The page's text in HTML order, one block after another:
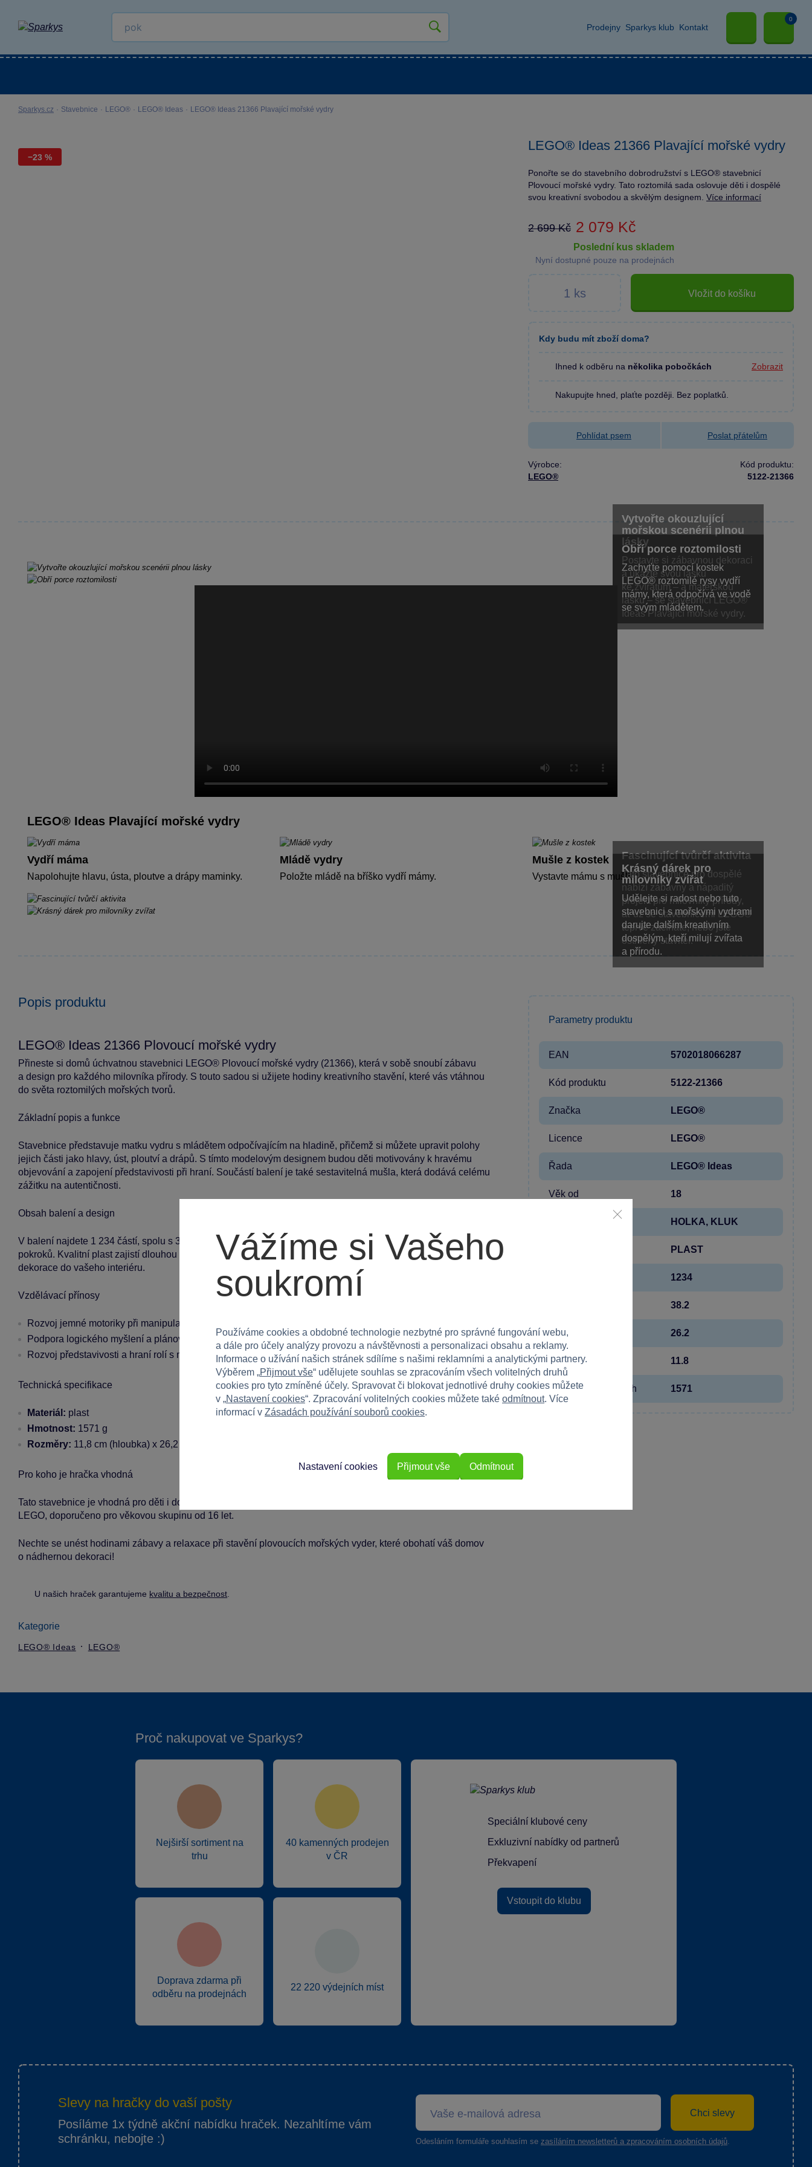
Prodejny Sparkys klub Kontakt
0
Sparkys.cz · Stavebnice · LEGO® · LEGO® Ideas · LEGO® Ideas 21366 Plavající mořské vydry
−23 %
LEGO® Ideas 21366 Plavající mořské vydry
Ponořte se do stavebního dobrodružství s LEGO® stavebnicí
Plovoucí mořské vydry. Tato roztomilá sada oslovuje děti i dospělé
svou kreativní svobodou a skvělým designem. Více informací
2 699 Kč 2 079 Kč
poslední kus skladem
Nyní dostupné pouze na prodejnách
Vložit do košíku
Kdy budu mít zboží doma?
Ihned k odběru na několika pobočkách Zobrazit
Nakupujte hned, plaťte později. Bez poplatků.
Pohlídat psem Poslat přátelům
Výrobce:
LEGO®
Kód produktu:
5122-21366
Vytvořte okouzlující
mořskou scenérii plnou
lásky
Postavte si zábavnou dekoraci
a ukažte svou lásku
ke zvířatům – a mateřskou
lásku – se stavebnicí LEGO®
Ideas Plavající mořské vydry.
Obří porce roztomilosti
Zachyťte pomocí kostek
LEGO® roztomilé rysy vydří
mámy, která odpočívá ve vodě
se svým mládětem.
LEGO® Ideas Plavající mořské vydry
Vydří máma
Napolohujte hlavu, ústa, ploutve a drápy maminky.
Mládě vydry
Položte mládě na bříško vydří mámy.
Mušle z kostek
Vystavte mámu s mušlí.
Fascinující tvůrčí aktivita
Tato stavebnice pro dospělé
nabízí zábavný a nápaditý
projekt pro milovníky přírody,
ať už se stavebnicemi LEGO®
teprve začínáte, nebo jste
ostřílený stavitel.
Krásný dárek pro
milovníky zvířat
Udělejte si radost nebo tuto
stavebnici s mořskými vydrami
darujte dalším kreativním
dospělým, kteří milují zvířata
a přírodu.
Popis produktu
LEGO® Ideas 21366 Plovoucí mořské vydry
Přineste si domů úchvatnou stavebnici LEGO® Plovoucí mořské vydry (21366), která v sobě snoubí zábavu
a design pro každého milovníka přírody. S touto sadou si užijete hodiny kreativního stavění, které vás vtáhnou
do světa roztomilých mořských tvorů.
Základní popis a funkce
Stavebnice představuje matku vydru s mládětem odpočívajícím na hladině, přičemž si můžete upravit polohy
jejich části jako hlavy, úst, ploutví a drápů. S tímto modelovým designem budou děti motivovány k hravému
objevování a zapojení představivosti při hraní. Součástí balení je také sestavitelná mušla, která dodává celému
zážitku na autentičnosti.
Obsah balení a design
V balení najdete 1 234 částí, spolu s 3D aplikací LEGO Builder, která usnadňuje stavění a sledování vašich
pokroků. Kvalitní plast zajistí dlouhou životnost stavebnice, jež je ideální jak pro zábavu, tak jako krásná
dekorace do vašeho interiéru.
Vzdělávací přínosy
Rozvoj jemné motoriky při manipulaci s malými díly
Podpora logického myšlení a plánování při stavbě struktury
Rozvoj představivosti a hraní rolí s modely mořských vyder
Technická specifikace
Materiál: plast
Hmotnost: 1571 g
Rozměry: 11,8 cm (hloubka) x 26,2 cm (výška) x 38,2 cm (šířka)
Pro koho je hračka vhodná
Tato stavebnice je vhodná pro děti i dospělé, nezávisle na pohlaví, ideální pro milovníky přírody a stavebnic
LEGO, doporučeno pro věkovou skupinu od 16 let.
Nechte se unést hodinami zábavy a relaxace při stavění plovoucích mořských vyder, které obohatí váš domov
o nádhernou dekoraci!
U našich hraček garantujeme kvalitu a bezpečnost
Kategorie
LEGO® Ideas LEGO®
Parametry produktu
EAN 5702018066287
Kód produktu 5122-21366
Značka LEGO®
Licence LEGO®
Řada LEGO® Ideas
Věk od 18
HOLKA, KLUK
PLAST
1234
38.2
Výška 26.2
Hloubka 11.8
Hmotnost v gramech 1571
Proč nakupovat ve Sparkys?
Nejširší sortiment na
trhu
40 kamenných prodejen
v ČR
Doprava zdarma při
odběru na prodejnách
22 220 výdejních míst
Speciální klubové ceny
Exkluzivní nabídky od partnerů
Překvapení
Vstoupit do klubu
Slevy na hračky do vaší pošty
Posíláme 1x týdně akční nabídku hraček. Nezahltíme vám
schránku, nebojte :)
Chci slevy
Odesláním formuláře souhlasím se zasíláním newsletterů a zpracováním osobních údajů
Vážíme si Vašeho
soukromí
Používáme cookies a obdobné technologie nezbytné pro správné fungování webu,
a dále pro účely analýzy provozu a návštěvnosti a personalizaci obsahu a reklamy.
Informace o užívání našich stránek sdílíme s našimi reklamními a analytickými partnery.
Výběrem „Přijmout vše“ udělujete souhlas se zpracováním všech volitelných druhů
cookies pro tyto zmíněné účely. Spravovat či blokovat jednotlivé druhy cookies můžete
v „Nastavení cookies“. Zpracování volitelných cookies můžete také odmítnout. Více
informací v Zásadách používání souborů cookies.
Odmítnout
Nastavení cookies Přijmout vše